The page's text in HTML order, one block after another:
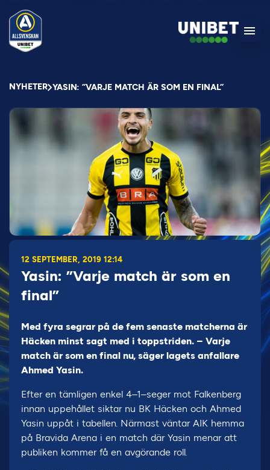
NYHETER YASIN: ”VARJE MATCH ÄR SOM EN FINAL”
12 SEPTEMBER, 2019 12:14
Yasin: ”Varje match är som en
final”
Med fyra segrar på de fem senaste matcherna är
Häcken minst sagt med i toppstriden. – Varje
match är som en final nu, säger lagets anfallare
Ahmed Yasin.
Efter en tämligen enkel 4–1–seger mot Falkenberg
innan uppehållet siktar nu BK Häcken och Ahmed
Yasin uppåt i tabellen. Närmast väntar AIK hemma
på Bravida Arena i en match där Yasin menar att
publiken kommer få en avgörande roll.